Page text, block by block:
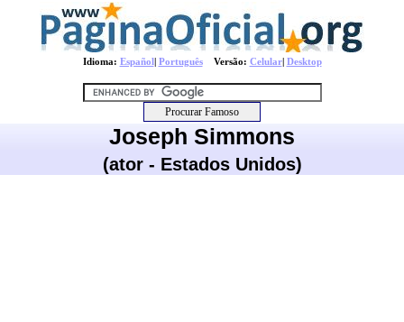
Idioma: Español| PortuguêsVersão: Celular| Desktop
Joseph Simmons
(ator - Estados Unidos)